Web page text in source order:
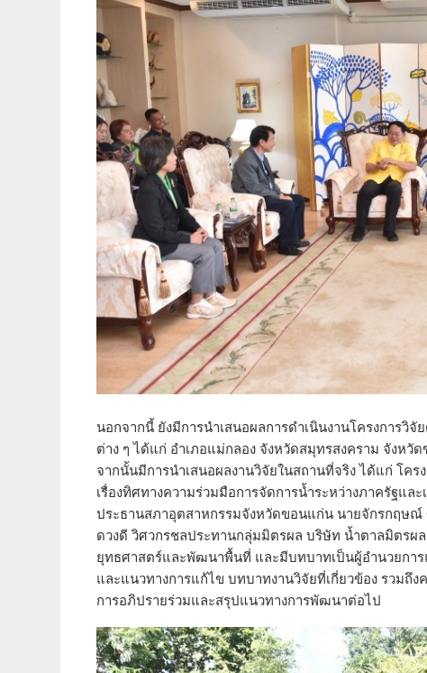
นอกจากนี้ ยังมีการนำเสนอผลการดำเนินงานโครงการวิ
ต่าง ๆ ได้แก่ อำเภอแม่กลอง จังหวัดสมุทรสงคราม จังหวั
จากนั้นมีการนำเสนอผลงานวิจัยในสถานที่จริง ได้แก่ โคร
เรื่องทิศทางความร่วมมือการจัดการน้ำระหว่างภาครัฐแ
ประธานสภาอุตสาหกรรมจังหวัดขอนแก่น นายจักรกฤษ
ดวงดี วิศวกรชลประทานกลุ่มมิตรผล บริษัท น้ำตาลมิตรผ
ยุทธศาสตร์และพัฒนาพื้นที่ และมีบทบาทเป็นผู้อำนวยการ
และแนวทางการแก้ไข บทบาทงานวิจัยที่เกี่ยวข้อง รวม
การอภิปรายร่วมและสรุปแนวทางการพัฒนาต่อไป